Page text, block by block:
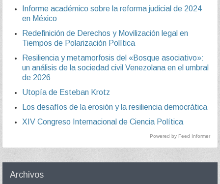
Informe académico sobre la reforma judicial de 2024
en México
Redefinición de Derechos y Movilización legal en
Tiempos de Polarización Política
Resiliencia y metamorfosis del «Bosque asociativo»:
un análisis de la sociedad civil Venezolana en el umbral
de 2026
Utopía de Esteban Krotz
Los desafíos de la erosión y la resiliencia democrática
XIV Congreso Internacional de Ciencia Política
Powered by Feed Informer
Archivos